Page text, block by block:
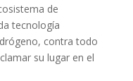
de
tecnología
contra todo
su lugar en el